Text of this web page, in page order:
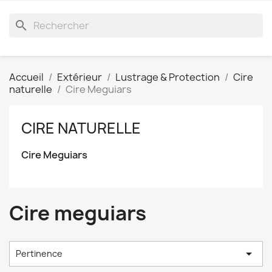
search
Accueil Extérieur Lustrage & Protection
Cire
naturelle
Cire Meguiars
CIRE NATURELLE
Cire Meguiars
Cire meguiars
Pertinence 